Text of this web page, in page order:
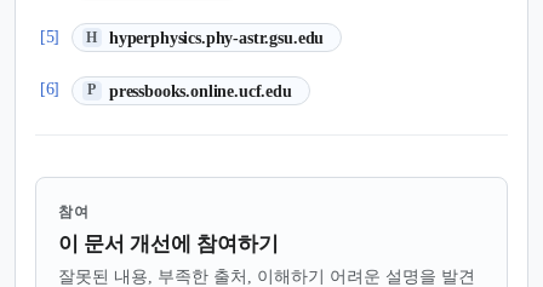
[5] H hyperphysics.phy-astr.gsu.edu
(새 탭에서 열림)
[6] P pressbooks.online.ucf.edu
(새 탭에서 열림)
참여
이 문서 개선에 참여하기
잘못된 내용, 부족한 출처, 이해하기 어려운 설명을 발견